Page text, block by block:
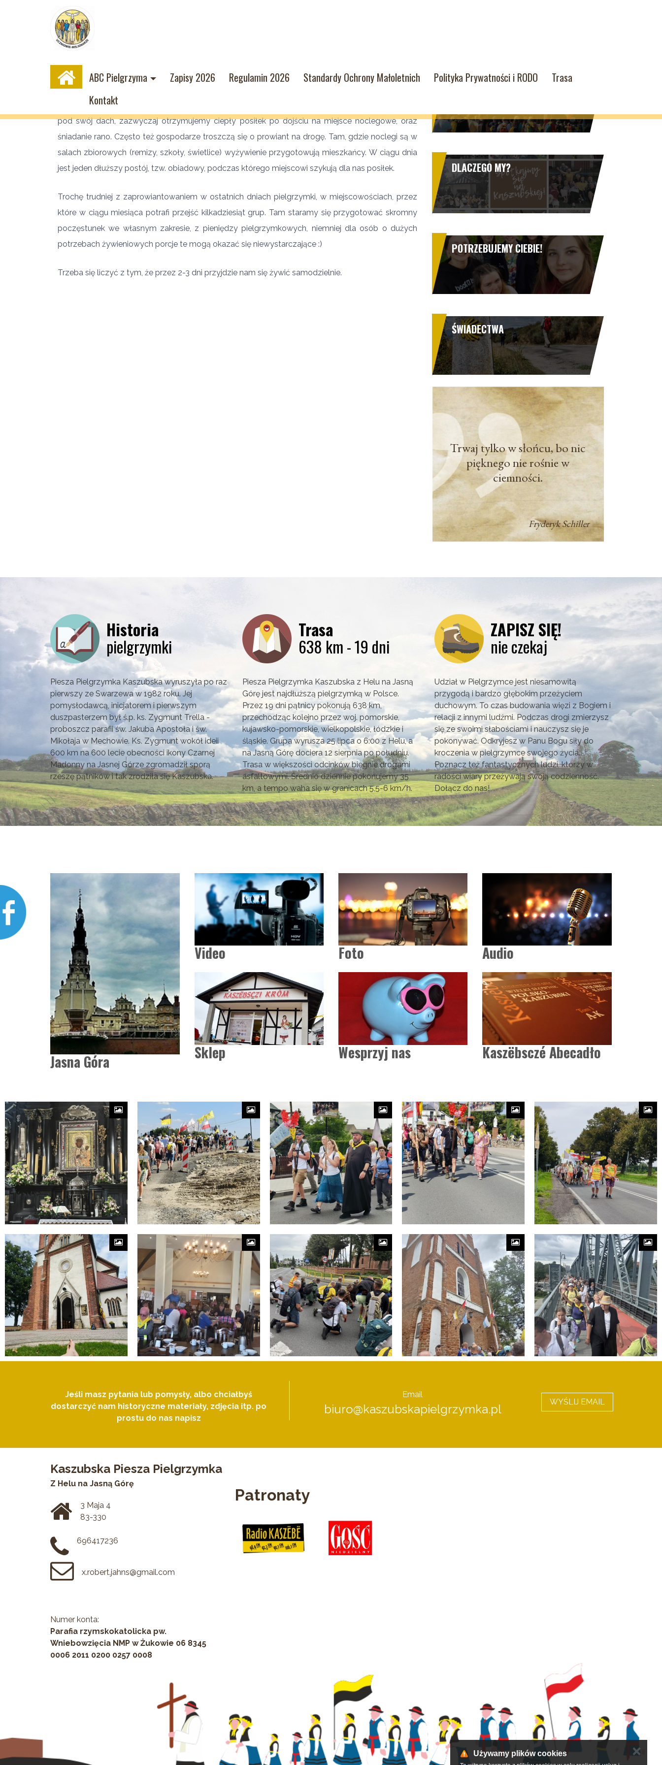
ABC Pielgrzyma Zapisy 2026 Regulamin 2026 Standardy Ochrony Małoletnich Polityka Prywatności i RODO
Trasa
Kontakt
Wyżywienie
Przez większą część trasy mamy zapewnione posiłki. Dzięki dobroci ludzi, którzy przyjmują nas
pod swój dach, zazwyczaj otrzymujemy ciepły posiłek po dojściu na miejsce noclegowe, oraz
śniadanie rano. Często też gospodarze troszczą się o prowiant na drogę. Tam, gdzie noclegi są w
salach zbiorowych (remizy, szkoły, świetlice) wyżywienie przygotowują mieszkańcy. W ciągu dnia
jest jeden dłuższy postój, tzw. obiadowy, podczas którego miejscowi szykują dla nas posiłek.
Trochę trudniej z zaprowiantowaniem w ostatnich dniach pielgrzymki, w miejscowościach, przez
które w ciągu miesiąca potrafi przejść kilkadziesiąt grup. Tam staramy się przygotować skromny
poczęstunek we własnym zakresie, z pieniędzy pielgrzymkowych, niemniej dla osób o dużych
potrzebach żywieniowych porcje te mogą okazać się niewystarczające :)
Trzeba się liczyć z tym, że przez 2-3 dni przyjdzie nam się żywić samodzielnie.
PIELGRZYMKA 2025
DLACZEGO MY?
POTRZEBUJEMY CIEBIE!
ŚWIADECTWA
Trwaj tylko w słońcu, bo nic
pięknego nie rośnie w
ciemności.
Fryderyk Schiller
Historia
pielgrzymki
Piesza Pielgrzymka Kaszubska wyruszyła po raz
pierwszy ze Swarzewa w 1982 roku. Jej
pomysłodawcą, inicjatorem i pierwszym
duszpasterzem był ś.p. ks. Zygmunt Trella -
proboszcz parafii św. Jakuba Apostoła i św.
Mikołaja w Mechowie. Ks. Zygmunt wokół ideii
600 km na 600 lecie obecności ikony Czarnej
Madonny na Jasnej Górze zgromadził sporą
rzeszę pątników i tak zrodziła się Kaszubska.
Trasa
638 km - 19 dni
Piesza Pielgrzymka Kaszubska z Helu na Jasną
Górę jest najdłuższą pielgrzymką w Polsce.
Przez 19 dni pątnicy pokonują 638 km,
przechodząc kolejno przez woj. pomorskie,
kujawsko-pomorskie, wielkopolskie, łódzkie i
śląskie. Grupa wyrusza 25 lipca o 6:00 z Helu, a
na Jasną Górę dociera 12 sierpnia po południu.
Trasa w większości odcinków biegnie drogami
asfaltowymi. Średnio dziennie pokonujemy 35
km, a tempo waha się w granicach 5,5-6 km/h.
ZAPISZ SIĘ!
nie czekaj
Udział w Pielgrzymce jest niesamowitą
przygodą i bardzo głębokim przeżyciem
duchowym. To czas budowania więzi z Bogiem i
relacji z innymi ludźmi. Podczas drogi zmierzysz
się ze swoimi słabościami i nauczysz się je
pokonywać. Odkryjesz w Panu Bogu siły do
kroczenia w pielgrzymce swojego życia.
Poznacz też fantastycznych ludzi, którzy w
radości wiary przeżywają swoją codzienność.
Dołącz do nas!
Jasna Góra
Video Foto Audio
Sklep Wesprzyj nas Kaszëbsczé Abecadło
Jeśli masz pytania lub pomysły, albo chciałbyś
dostarczyć nam historyczne materiały, zdjęcia itp. po
prostu do nas napisz
Email
biuro@kaszubskapielgrzymka.pl
WYŚLIJ EMAIL
Kaszubska Piesza Pielgrzymka
Z Helu na Jasną Górę
3 Maja 4
83-330
696417236
x.robert.jahns@gmail.com
Numer konta:
Parafia rzymskokatolicka pw.
Wniebowzięcia NMP w Żukowie 06 8345
0006 2011 0200 0257 0008
Patronaty
Używamy plików cookies ✕